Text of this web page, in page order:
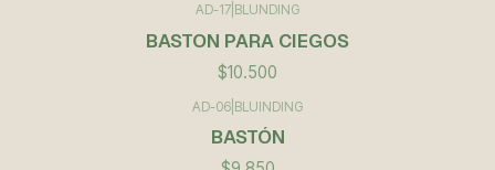
AD-17 BLUNDING
BASTON PARA CIEGOS
$10.500
AD-06 BLUINDING
BASTÓN